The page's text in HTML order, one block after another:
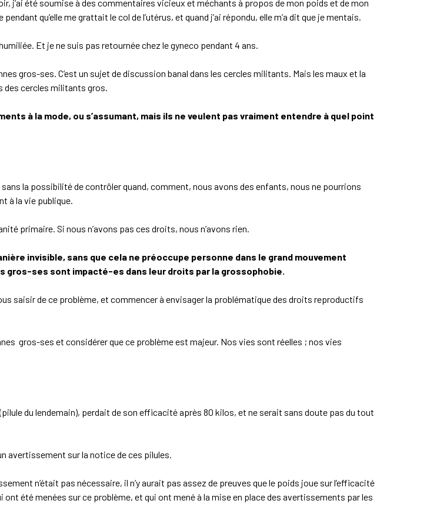
j’ai été soumise à des commentaires vicieux et méchants à propos de mon poids et de mon
qu’elle me grattait le col de l’utérus, et quand j’ai répondu, elle m’a dit que je mentais.
Et je ne suis pas retournée chez le gyneco pendant 4 ans.
gros-ses. C’est un sujet de discussion banal dans les cercles militants. Mais les maux et la
des cercles militants gros.
à la mode, ou s’assumant, mais ils ne veulent pas vraiment entendre à quel point
la possibilité de contrôler quand, comment, nous avons des enfants, nous ne pourrions
à la vie publique.
primaire. Si nous n’avons pas ces droits, nous n’avons rien.
invisible, sans que cela ne préoccupe personne dans le grand mouvement
gros-ses sont impacté-es dans leur droits par la grossophobie.
saisir de ce problème, et commencer à envisager la problématique des droits reproductifs
gros-ses et considérer que ce problème est majeur. Nos vies sont réelles ; nos vies
du lendemain), perdait de son efficacité après 80 kilos, et ne serait sans doute pas du tout
avertissement sur la notice de ces pilules.
n’était pas nécessaire, il n’y aurait pas assez de preuves que le poids joue sur l’efficacité
ont été menées sur ce problème, et qui ont mené à la mise en place des avertissements par les